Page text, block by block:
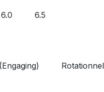
6.0 6.5